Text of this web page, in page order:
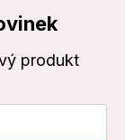
produkt